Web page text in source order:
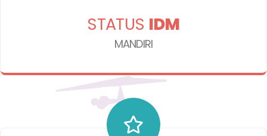
STATUS IDM
MANDIRI